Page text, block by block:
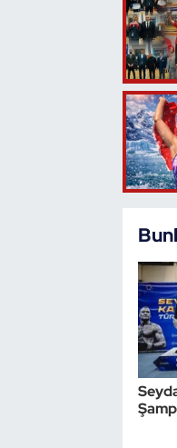
Wushu Kungfu